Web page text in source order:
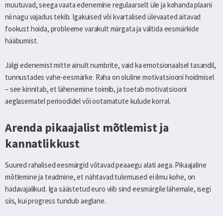
muutuvad, seega vaata edenemine regulaarselt üle ja kohanda plaani
nii nagu vajadus tekib. Igakuised või kvartalised ülevaated aitavad
fookust hoida, probleeme varakult märgata ja vältida eesmärkide
hääbumist.
Jälgi edenemist mitte ainult numbrite, vaid ka emotsionaalsel tasandil,
tunnustades vahe-eesmärke. Raha on oluline motivatsiooni hoidmisel
– see kinnitab, et lähenemine toimib, ja toetab motivatsiooni
aeglasematel perioodidel või ootamatute kulude korral.
Arenda pikaajalist mõtlemist ja
kannatlikkust
Suured rahalised eesmärgid võtavad peaaegu alati aega. Pikaajaline
mõtlemine ja teadmine, et nähtavad tulemused ei ilmu kohe, on
hädavajalikud. Iga säästetud euro viib sind eesmärgile lähemale, isegi
siis, kui progress tundub aeglane.